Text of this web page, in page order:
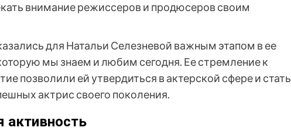
внимание режиссеров и продюсеров своим
для Натальи Селезневой важным этапом в ее
мы знаем и любим сегодня. Ее стремление к
позволили ей утвердиться в актерской сфере и стать
актрис своего поколения.
активность